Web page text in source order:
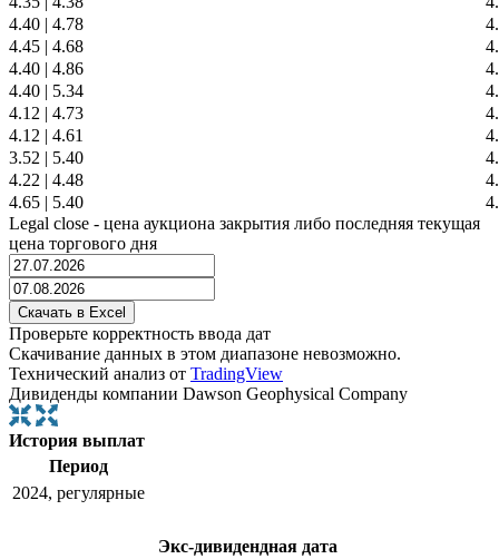
4.40 | 4.78
4.45 | 4.68
4.40 | 4.86
4.40 | 5.34
4.12 | 4.73
4.12 | 4.61
3.52 | 5.40
4.22 | 4.48
4.65 | 5.40
Legal close - цена аукциона закрытия либо последняя текущая
цена торгового дня
Проверьте корректность ввода дат
Скачивание данных в этом диапазоне невозможно.
Технический анализ от TradingView
Дивиденды компании Dawson Geophysical Company
История выплат
Период
2024, регулярные
Экс-дивидендная дата